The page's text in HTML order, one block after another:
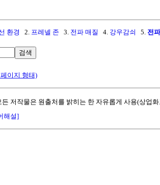
환경 2. 프레넬 존 3. 전파 매질 4. 강우감쇠 5. 전
검색
이지 형태)
저작물은 원출처를 밝히는 한 자유롭게 사용(상업
해설]